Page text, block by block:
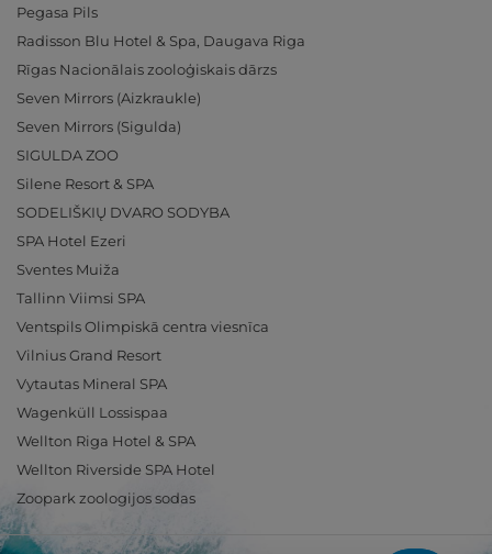
Pegasa Pils
Radisson Blu Hotel & Spa, Daugava Riga
Rīgas Nacionālais zooloģiskais dārzs
Seven Mirrors (Aizkraukle)
Seven Mirrors (Sigulda)
SIGULDA ZOO
Silene Resort & SPA
SODELIŠKIŲ DVARO SODYBA
SPA Hotel Ezeri
Sventes Muiža
Tallinn Viimsi SPA
Ventspils Olimpiskā centra viesnīca
Vilnius Grand Resort
Vytautas Mineral SPA
Wagenküll Lossispaa
Wellton Riga Hotel & SPA
Wellton Riverside SPA Hotel
Zoopark zoologijos sodas